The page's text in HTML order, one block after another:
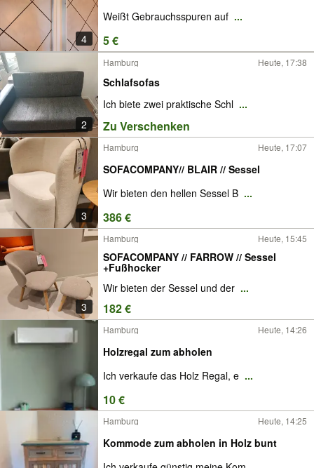
4
Weißt Gebrauchsspuren auf ...
5 €
2
Hamburg Heute, 17:38
Schlafsofas
Ich biete zwei praktische Schl ...
Zu Verschenken
3
Hamburg Heute, 17:07
SOFACOMPANY// BLAIR // Sessel
Wir bieten den hellen Sessel B ...
386 €
3
Hamburg Heute, 15:45
SOFACOMPANY // FARROW // Sessel
+Fußhocker
Wir bieten der Sessel und der ...
182 €
Hamburg Heute, 14:26
Holzregal zum abholen
Ich verkaufe das Holz Regal, e ...
10 €
Hamburg Heute, 14:25
Kommode zum abholen in Holz bunt